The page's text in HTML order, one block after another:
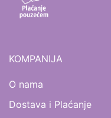
KOMPANIJA
O nama
Dostava i Plaćanje